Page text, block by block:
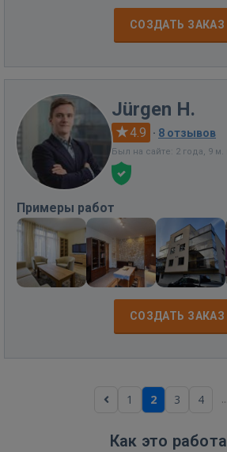
СОЗДАТЬ ЗАКАЗ
Jürgen H.
4.9 · 8 отзывов
Был на сайте: 2 года, 9 м.
Примеры работ
СОЗДАТЬ ЗАКАЗ
1 2 3 4 ...
Как это